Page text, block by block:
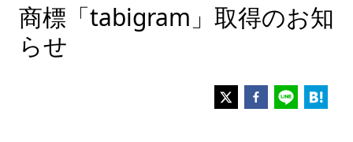
商標「tabigram」取得のお知
らせ